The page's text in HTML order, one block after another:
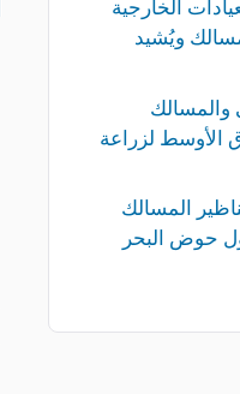
الخارجية
ويُشيد
والمسالك
الأوسط لزراعة
المسالك
حوض البحر